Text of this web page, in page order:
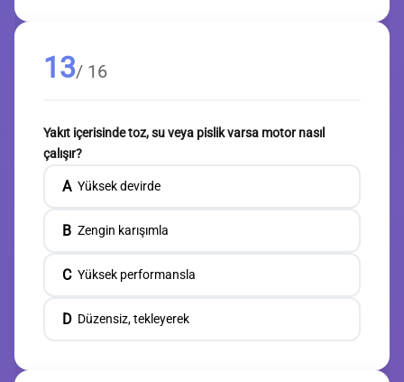
13/ 16
Yakıt içerisinde toz, su veya pislik varsa motor nasıl
çalışır?
A Yüksek devirde
B Zengin karışımla
C Yüksek performansla
D Düzensiz, tekleyerek